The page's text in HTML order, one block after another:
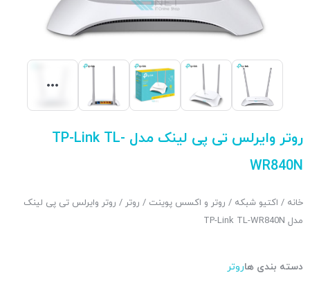
روتر وایرلس تی پی لینک مدل TP-Link TL-
WR840N
خانه / اکتیو شبکه / روتر و اکسس پوینت / روتر / روتر وایرلس تی پی لینک
مدل TP-Link TL-WR840N
دسته بندی هاروتر